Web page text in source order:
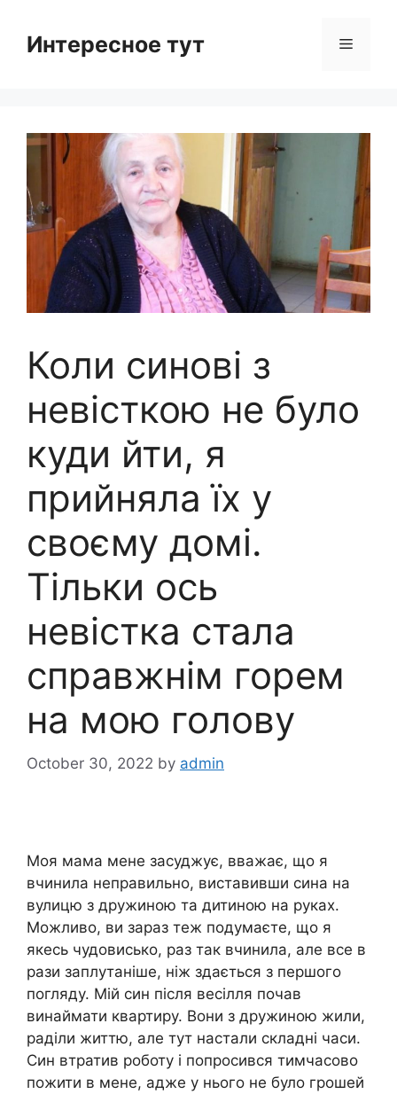
contentИнтересное тут Menu
Коли синові з
невісткою не було
куди йти, я
прийняла їх у
своєму домі.
Тільки ось
невістка стала
справжнім горем
на мою голову
October 30, 2022 by admin
Моя мама мене засуджує, вважає, що я
вчинила неправильно, виставивши сина на
вулицю з дружиною та дитиною на руках.
Можливо, ви зараз теж подумаєте, що я
якесь чудовисько, раз так вчинила, але все в
рази заплутаніше, ніж здається з першого
погляду. Мій син після весілля почав
винаймати квартиру. Вони з дружиною жили,
раділи життю, але тут настали складні часи.
Син втратив роботу і попросився тимчасово
пожити в мене, адже у нього не було грошей